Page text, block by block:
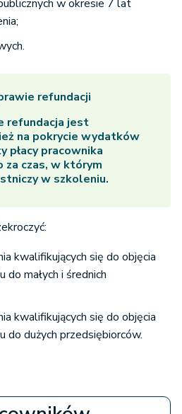
w okresie 7 lat
refundacji
refundacja jest
na pokrycie wydatków
płacy pracownika
za czas, w którym
w szkoleniu.
kwalifikujących się do objęcia
do małych i średnich
kwalifikujących się do objęcia
do dużych przedsiębiorców.